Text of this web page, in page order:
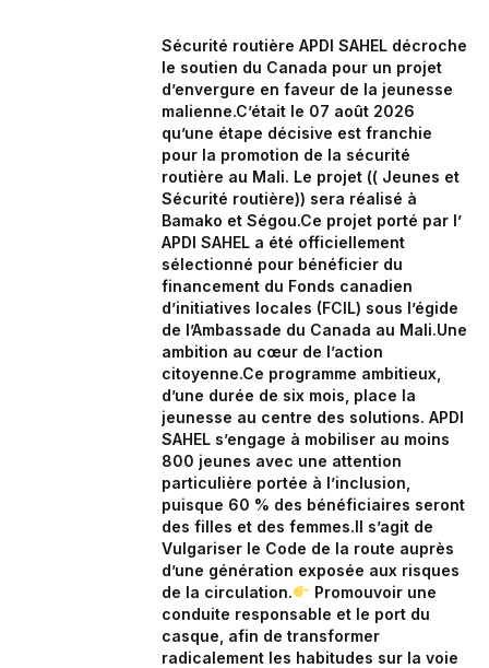
Sécurité routière APDI SAHEL décroche
le soutien du Canada pour un projet
d’envergure en faveur de la jeunesse
malienne.‎‎C’était le 07 août 2026
qu’une étape décisive est franchie
pour la promotion de la sécurité
routière au Mali. Le projet (( Jeunes et
Sécurité routière)) sera réalisé à
Bamako et Ségou.‎Ce projet porté par l’
APDI SAHEL a été officiellement
sélectionné pour bénéficier du
financement du Fonds canadien
d’initiatives locales (FCIL) sous l’égide
de l’Ambassade du Canada au Mali.‎Une
ambition au cœur de l’action
citoyenne.‎Ce programme ambitieux,
d’une durée de six mois, place la
jeunesse au centre des solutions. APDI
SAHEL s’engage à mobiliser au moins
800 jeunes avec une attention
particulière portée à l’inclusion,
puisque 60 % des bénéficiaires seront
des filles et des femmes.‎‎Il s’agit de
Vulgariser le Code de la route auprès
d’une génération exposée aux risques
de la circulation.‎
Promouvoir une
conduite responsable et le port du
casque, afin de transformer
radicalement les habitudes sur la voie